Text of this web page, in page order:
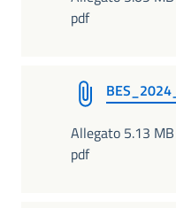
pdf
Allegato 5.13
pdf